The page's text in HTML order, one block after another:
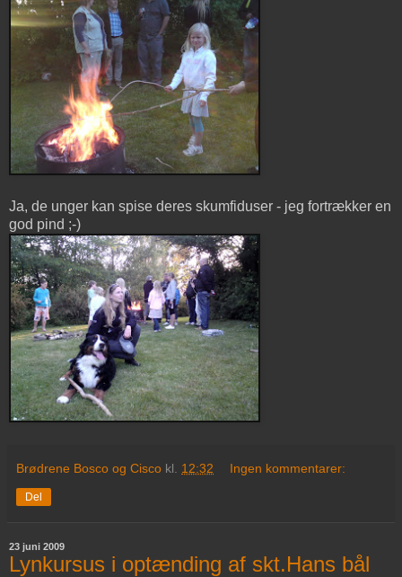
Ja, de unger kan spise deres skumfiduser - jeg fortrækker en
god pind ;-)
Brødrene Bosco og Cisco kl. 12:32 Ingen kommentarer:
Del
23 juni 2009
Lynkursus i optænding af skt.Hans bål